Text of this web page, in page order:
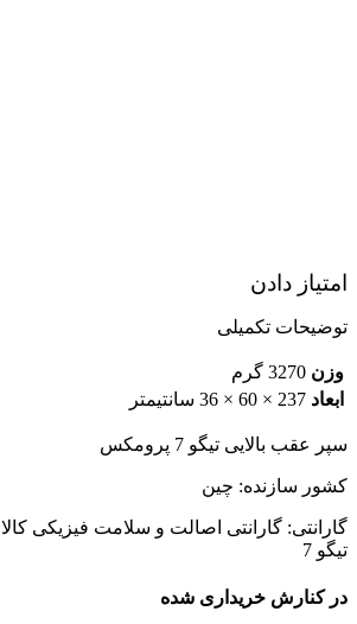
امتیاز دادن
توضیحات تکمیلی
وزن 3270 گرم
ابعاد 237 × 60 × 36 سانتیمتر
سپر عقب بالایی تیگو 7 پرومکس
کشور سازنده: چین
گارانتی: گارانتی اصالت و سلامت فیزیکی کالا
تیگو 7
در کنارش خریداری شده